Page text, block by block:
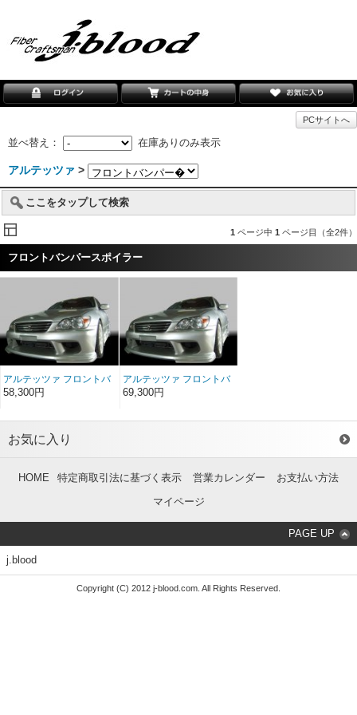
PCサイトへ
並べ替え： 在庫ありのみ表示
アルテッツァ >
ここをタップして検索
1 ページ中 1 ページ目（全2件）
フロントバンパースポイラー
アルテッツァ フロントバ
ンパースポイラー FRP
58,300円
アルテッツァ フロントバ
ンパースポイラー ソフト
69,300円
お気に入り
HOME 特定商取引法に基づく表示 営業カレンダー
お支払い方法
マイページ
PAGE UP
j.blood
Copyright (C) 2012 j-blood.com. All Rights Reserved.